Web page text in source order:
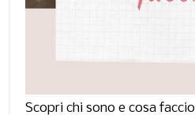
Scopri chi sono e cosa faccio